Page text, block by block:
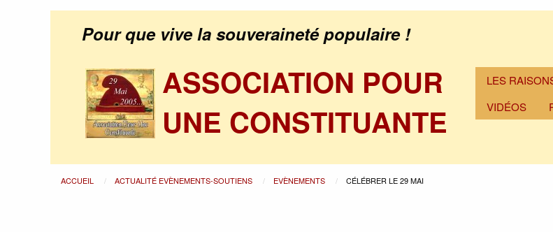
Pour que vive la souveraineté populaire !
ASSOCIATION POUR
UNE CONSTITUANTE
LES
VIDÉOS
ACCUEIL ACTUALITÉ EVÈNEMENTS-SOUTIENS EVÈNEMENTS CÉLÉBRER LE 29 MAI